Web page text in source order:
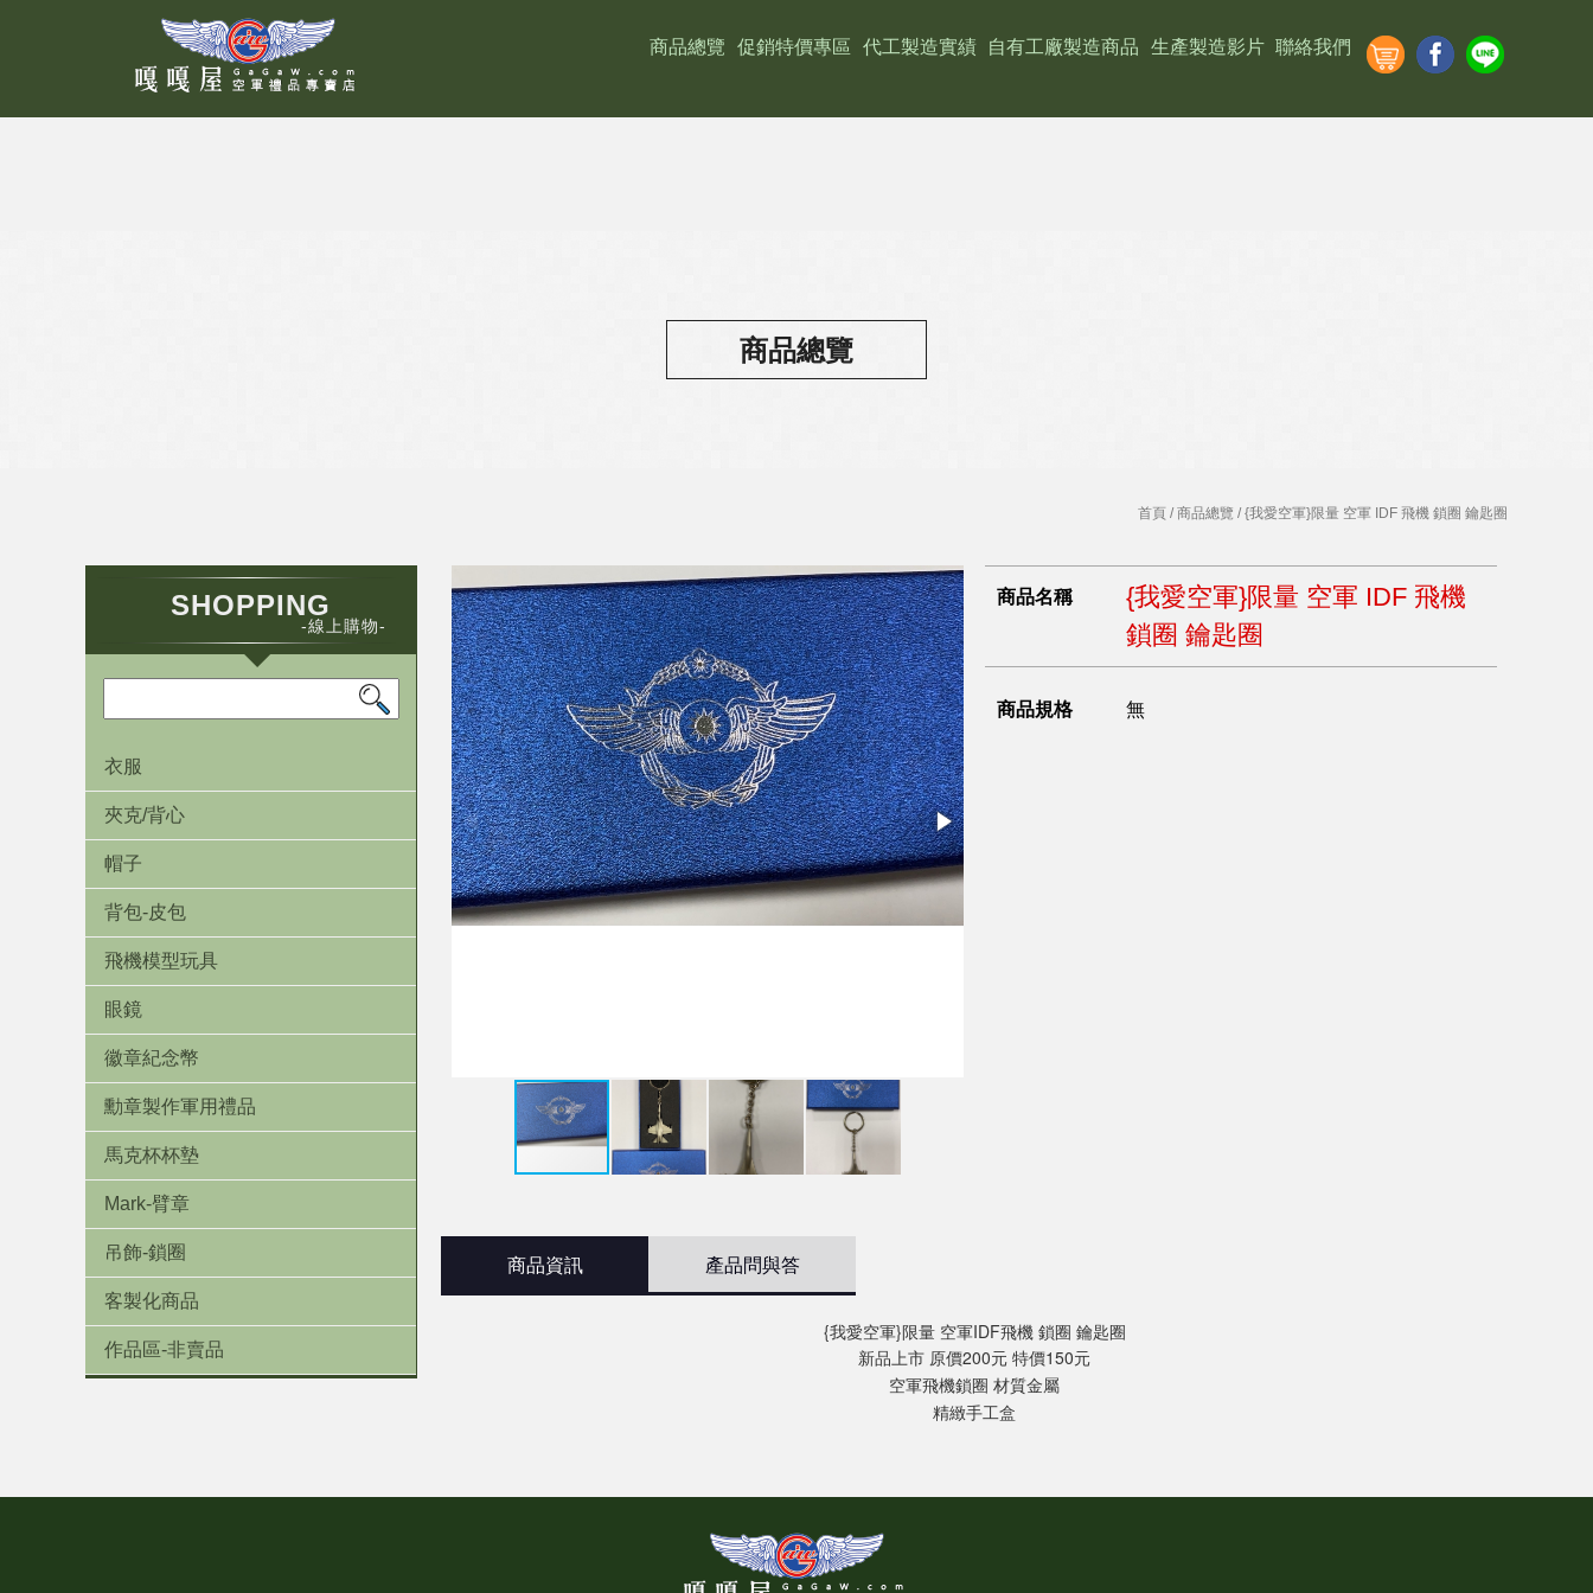
商品總覽 促銷特價專區 代工製造實績 自有工廠製造商品 生產製造影片 聯絡我們
商品總覽
首頁 /商品總覽 / {我愛空軍}限量 空軍 IDF 飛機 鎖圈 鑰匙圈
SHOPPING
-線上購物-
衣服
夾克/背心
帽子
背包-皮包
飛機模型玩具
眼鏡
徽章紀念幣
勳章製作軍用禮品
馬克杯杯墊
Mark-臂章
吊飾-鎖圈
客製化商品
作品區-非賣品
商品名稱
{我愛空軍}限量 空軍 IDF 飛機
鎖圈 鑰匙圈
商品規格 無
商品資訊 產品問與答
{我愛空軍}限量 空軍IDF飛機 鎖圈 鑰匙圈
新品上市 原價200元 特價150元
空軍飛機鎖圈 材質金屬
精緻手工盒